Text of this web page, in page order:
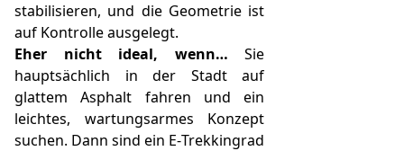
stabilisieren, und die Geometrie ist
auf Kontrolle ausgelegt.
Eher nicht ideal, wenn… Sie
hauptsächlich in der Stadt auf
glattem Asphalt fahren und ein
leichtes, wartungsarmes Konzept
suchen. Dann sind ein E‑Trekkingrad